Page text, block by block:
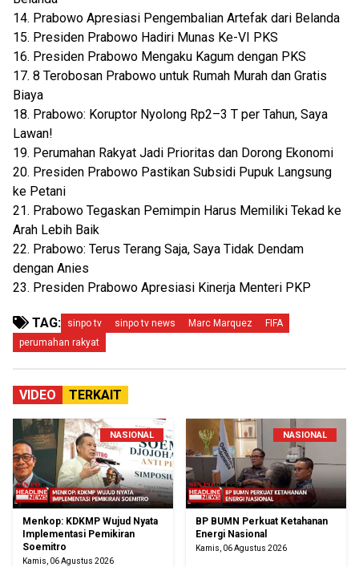
14. Prabowo Apresiasi Pengembalian Artefak dari Belanda
15. Presiden Prabowo Hadiri Munas Ke-VI PKS
16. Presiden Prabowo Mengaku Kagum dengan PKS
17. 8 Terobosan Prabowo untuk Rumah Murah dan Gratis
Biaya
18. Prabowo: Koruptor Nyolong Rp2–3 T per Tahun, Saya
Lawan!
19. Perumahan Rakyat Jadi Prioritas dan Dorong Ekonomi
20. Presiden Prabowo Pastikan Subsidi Pupuk Langsung
ke Petani
21. Prabowo Tegaskan Pemimpin Harus Memiliki Tekad ke
Arah Lebih Baik
22. Prabowo: Terus Terang Saja, Saya Tidak Dendam
dengan Anies
23. Presiden Prabowo Apresiasi Kinerja Menteri PKP
TAG: sinpo tv sinpo tv news Marc Marquez
FIFA
perumahan rakyat
VIDEO TERKAIT
NASIONAL
Menkop: KDKMP Wujud Nyata
Implementasi Pemikiran
Soemitro
Kamis, 06 Agustus 2026
NASIONAL
BP BUMN Perkuat Ketahanan
Energi Nasional
Kamis, 06 Agustus 2026